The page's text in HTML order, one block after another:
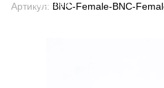
Артикул: BNC-Female-BNC-